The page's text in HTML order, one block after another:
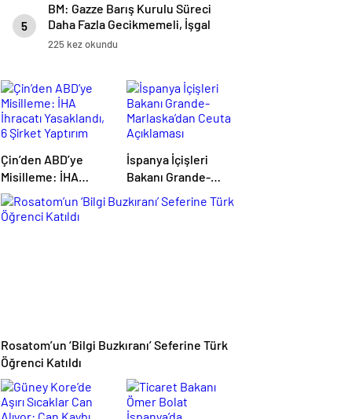
5
BM: Gazze Barış Kurulu Süreci
Daha Fazla Gecikmemeli, İşgal
Altındaki Filistin Topraklarındaki
225 kez okundu
Çin’den ABD’ye
Misilleme: İHA
İhracatı Yasaklandı,
6 Şirket Yaptırım
Listesinde
İspanya İçişleri
Bakanı Grande-
Marlaska’dan Ceuta
Açıklaması
Rosatom’un ‘Bilgi Buzkıranı’ Seferine Türk
Öğrenci Katıldı